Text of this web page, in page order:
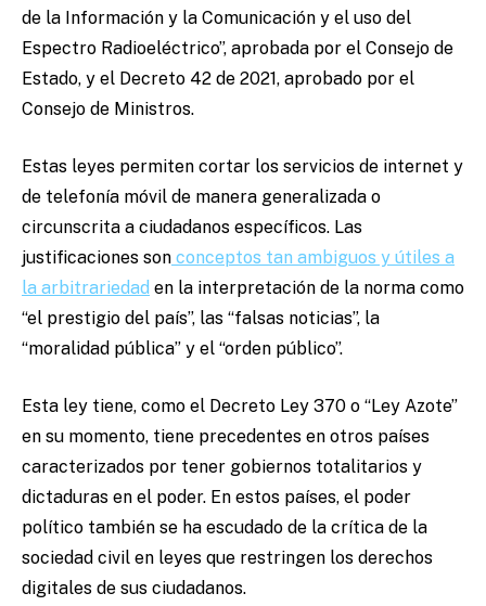
de la Información y la Comunicación y el uso del
Espectro Radioeléctrico”, aprobada por el Consejo de
Estado, y el Decreto 42 de 2021, aprobado por el
Consejo de Ministros.
Estas leyes permiten cortar los servicios de internet y
de telefonía móvil de manera generalizada o
circunscrita a ciudadanos específicos. Las
justificaciones son conceptos tan ambiguos y útiles a
la arbitrariedad en la interpretación de la norma como
“el prestigio del país”, las “falsas noticias”, la
“moralidad pública” y el “orden público”.
Esta ley tiene, como el Decreto Ley 370 o “Ley Azote”
en su momento, tiene precedentes en otros países
caracterizados por tener gobiernos totalitarios y
dictaduras en el poder. En estos países, el poder
político también se ha escudado de la crítica de la
sociedad civil en leyes que restringen los derechos
digitales de sus ciudadanos.